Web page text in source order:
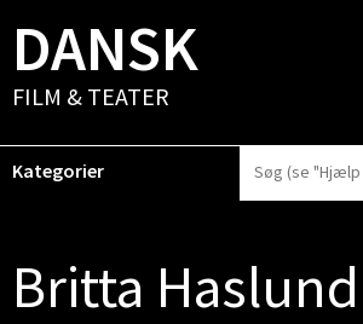
DANSK
FILM & TEATER
Kategorier
Britta Haslund